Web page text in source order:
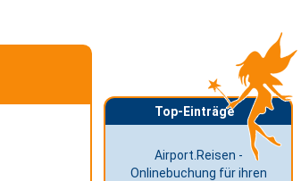
Top-Einträge
Airport.Reisen -
Onlinebuchung für ihren